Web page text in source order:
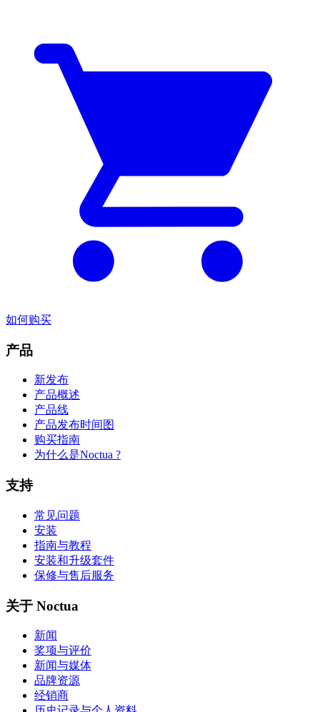
如何购买
产品
新发布
产品概述
产品线
产品发布时间图
购买指南
为什么是Noctua ?
支持
常见问题
安装
指南与教程
安装和升级套件
保修与售后服务
关于 Noctua
新闻
奖项与评价
新闻与媒体
品牌资源
经销商